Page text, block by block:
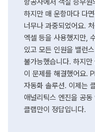
항공사에서 객실 승무
하지만 매 운항마다 다
너무나 과중되었어요.
엑셀 등을 사용했지만,
있고 모든 인원을 밸런
불가능했습니다. 하지
이 문제를 해결했어요.
자동화 솔루션. 이제는
애널리틱스 엔진을 공
클랩만이 정답입니다.